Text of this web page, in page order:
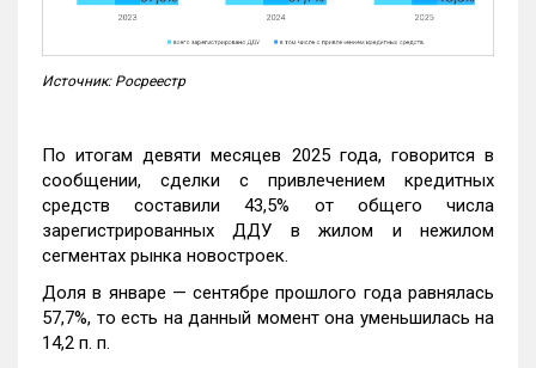
Источник: Росреестр
По итогам девяти месяцев 2025 года, говорится в
сообщении, сделки с привлечением кредитных
средств составили 43,5% от общего числа
зарегистрированных ДДУ в жилом и нежилом
сегментах рынка новостроек.
Доля в январе — сентябре прошлого года равнялась
57,7%, то есть на данный момент она уменьшилась на
14,2 п. п.